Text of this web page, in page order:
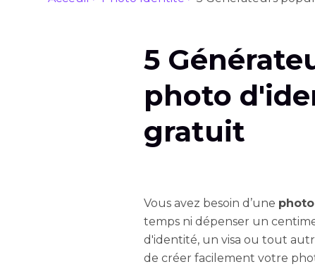
5
photo
gratuit
Vous avez besoin d’une
temps ni dépenser un
d'identité, un visa ou tout
de créer facilement votre